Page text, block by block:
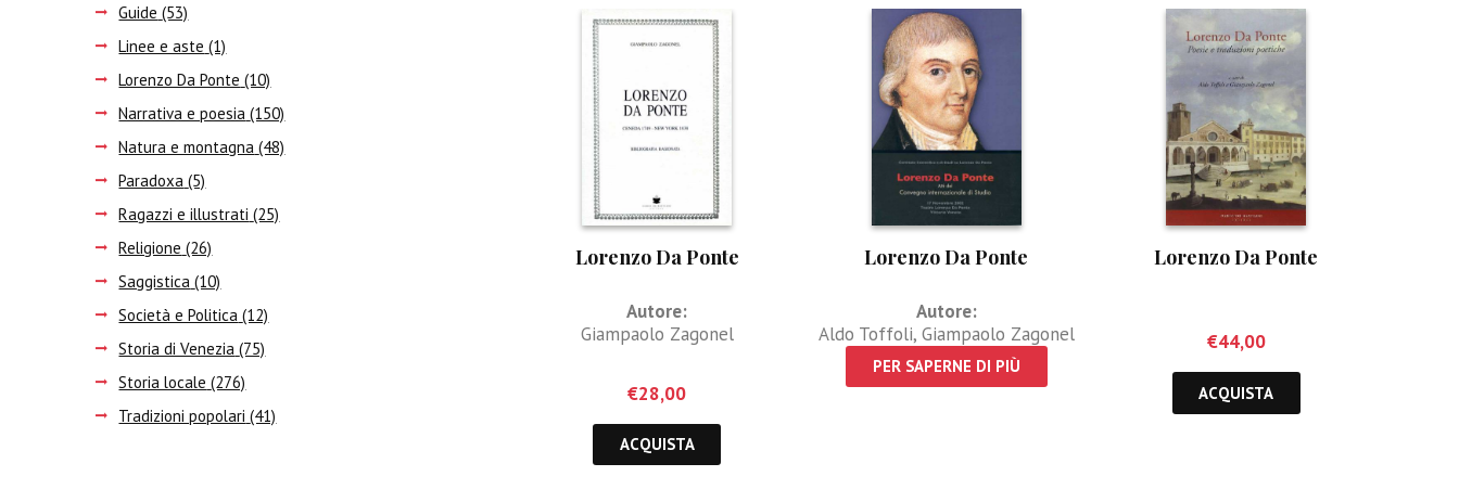
Lorenzo Da Ponte
Autore:
Giampaolo Zagonel
€28,00
ACQUISTA
Lorenzo Da Ponte
Autore:
Aldo Toffoli, Giampaolo Zagonel
PER SAPERNE DI PIÙ
Lorenzo Da Ponte
€44,00
ACQUISTA
Guide (53)
Linee e aste (1)
Lorenzo Da Ponte (10)
Narrativa e poesia (150)
Natura e montagna (48)
Paradoxa (5)
Ragazzi e illustrati (25)
Religione (26)
Saggistica (10)
Società e Politica (12)
Storia di Venezia (75)
Storia locale (276)
Tradizioni popolari (41)